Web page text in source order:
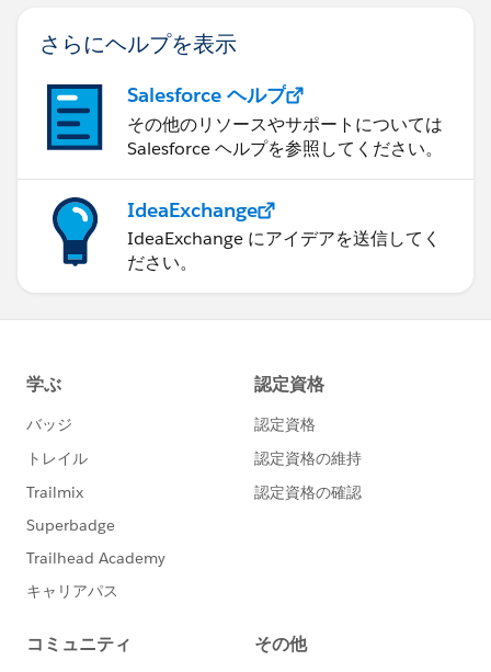
さらにヘルプを表示
Salesforce ヘルプ
その他のリソースやサポートについては
Salesforce ヘルプを参照してください。
IdeaExchange
IdeaExchange にアイデアを送信してく
ださい。